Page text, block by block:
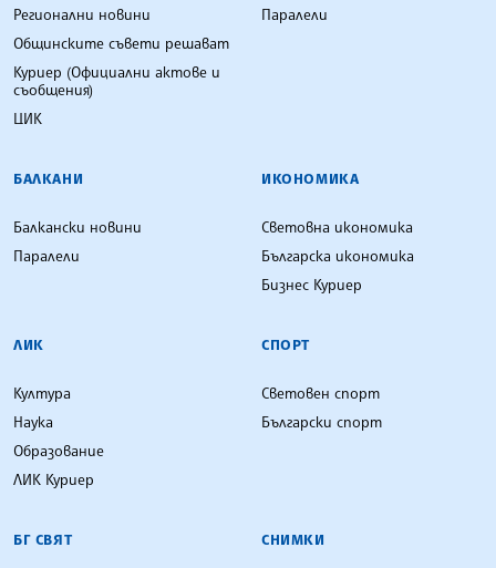
Регионални новини
Общинските съвети решават
Куриер (Официални актове и
съобщения)
ЦИК
Паралели
БАЛКАНИ
Балкански новини
Паралели
ИКОНОМИКА
Световна икономика
Българска икономика
Бизнес Куриер
ЛИК
Култура
Наука
Образование
ЛИК Куриер
СПОРТ
Световен спорт
Български спорт
БГ СВЯТ СНИМКИ